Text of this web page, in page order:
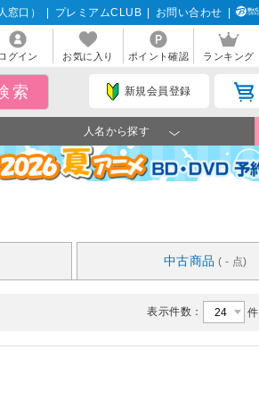
窓口） プレミアムCLUB お問い合わせ
グイン お気に入り ポイント確認 ランキング
新規会員登録
人名から探す
中古商品 ( - 点)
表示件数： 件